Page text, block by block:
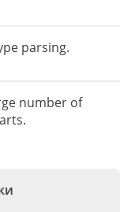
parsing.
number of